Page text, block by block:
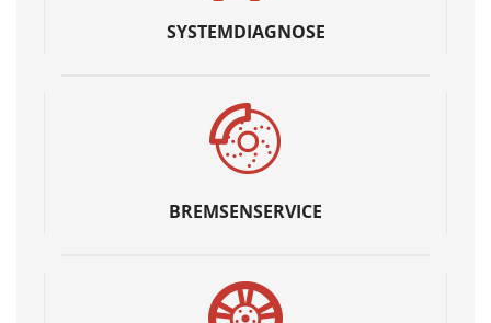
SYSTEMDIAGNOSE
BREMSENSERVICE